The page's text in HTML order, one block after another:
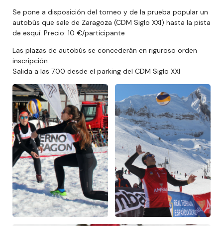
Se pone a disposición del torneo y de la prueba popular un
autobús que sale de Zaragoza (CDM Siglo XXI) hasta la pista
de esquí. Precio: 10 €/participante
Las plazas de autobús se concederán en riguroso orden
inscripción.
Salida a las 7.00 desde el parking del CDM Siglo XXI